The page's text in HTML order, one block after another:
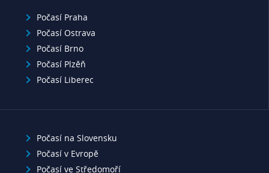
Počasí Praha
Počasí Ostrava
Počasí Brno
Počasí Plzěň
Počasí Liberec
Počasí na Slovensku
Počasí v Evropě
Počasí ve Středomoří